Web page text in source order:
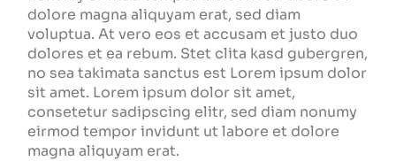
dolore magna aliquyam erat, sed diam
voluptua. At vero eos et accusam et justo duo
dolores et ea rebum. Stet clita kasd gubergren,
no sea takimata sanctus est Lorem ipsum dolor
sit amet. Lorem ipsum dolor sit amet,
consetetur sadipscing elitr, sed diam nonumy
eirmod tempor invidunt ut labore et dolore
magna aliquyam erat.